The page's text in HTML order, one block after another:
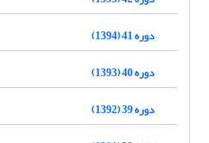
دوره 41 (1394)
دوره 40 (1393)
دوره 39 (1392)